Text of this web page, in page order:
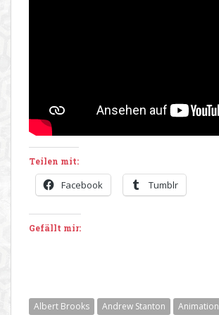
Teilen mit:
Facebook Tumblr
Gefällt mir:
Albert Brooks Andrew Stanton
Animation